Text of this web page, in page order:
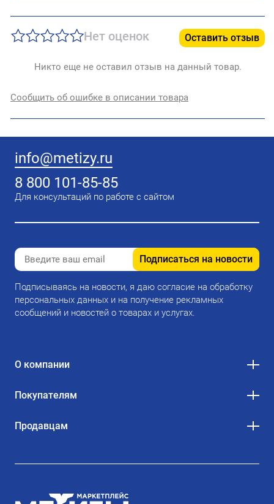
Нет оценок Оставить отзыв
Никто еще не оставил отзыв на данный товар.
Сообщить об ошибке в описании товара
info@metizy.ru
8 800 101-85-85
Для консультаций по работе с сайтом
Подписаться на новости
Подписываясь на новости, я даю согласие на обработку
персональных данных и на получение рекламных
сообщений и новостей о товарах и услугах.
О компании
Покупателям
Продавцам